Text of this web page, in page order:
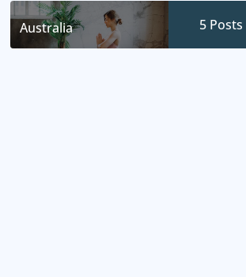
Australia 5 Posts